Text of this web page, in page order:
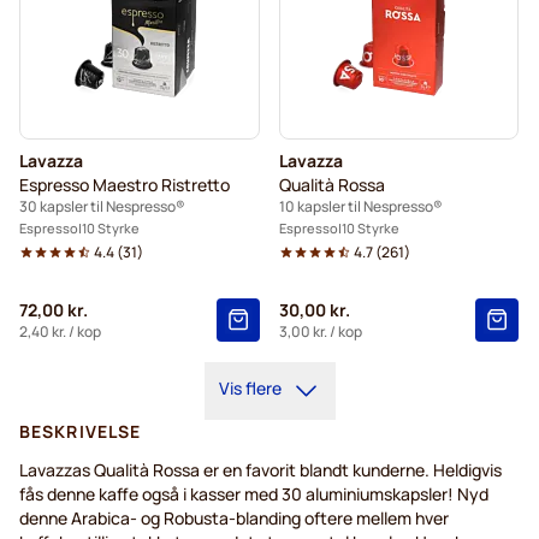
Lavazza
Espresso Maestro Ristretto
30 kapsler til Nespresso®
Espresso 10 Styrke
4.4(31)
72,00 kr.
2,40 kr./ kop
Lavazza
Qualità Rossa
10 kapsler til Nespresso®
Espresso 10 Styrke
4.7(261)
30,00 kr.
3,00 kr./ kop
Vis flere
BESKRIVELSE
Lavazzas Qualità Rossa er en favorit blandt kunderne. Heldigvis
fås denne kaffe også i kasser med 30 aluminiumskapsler! Nyd
denne Arabica- og Robusta-blanding oftere mellem hver